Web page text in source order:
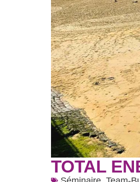
TOTAL